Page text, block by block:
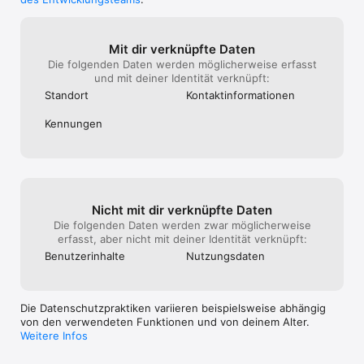
Berichte
•	Anzeigen detaillierter Berichte zur Überwachung Ihres
•	Exportieren Sie Ihre Daten im CSV-Format
•	Einstellbare Lautstärke für Alarme und Chronometer
•	Interaktive Mitteilungen
Integration
•	Integration mit Focus Matrix zur Verwaltung von
Aufgaben nach dem Dringend/Wichtig-Prinzip *
•	Integration mit der App „Kurzbefehle“ zur
Automatisierung von Arbeitsabläufen
Mit dir verknüpfte Daten
Die folgenden Daten werden möglicherweise erfasst
und mit deiner Identität verknüpft:
Standort
Kontakt­informa­tionen
Kennungen
Nicht mit dir verknüpfte Daten
Die folgenden Daten werden zwar möglicherweise
erfasst, aber nicht mit deiner Identität verknüpft:
Benutzer­inhalte
Nutzungs­daten
Die Datenschutzpraktiken variieren beispielsweise abhängig
von den verwendeten Funktionen und von deinem Alter.
Weitere Infos